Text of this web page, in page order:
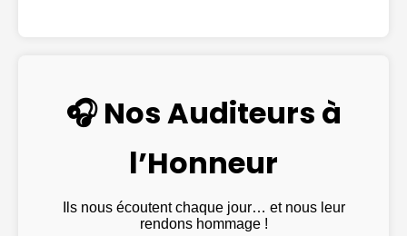
🎧 Nos Auditeurs à
l’Honneur
Ils nous écoutent chaque jour… et nous leur
rendons hommage !